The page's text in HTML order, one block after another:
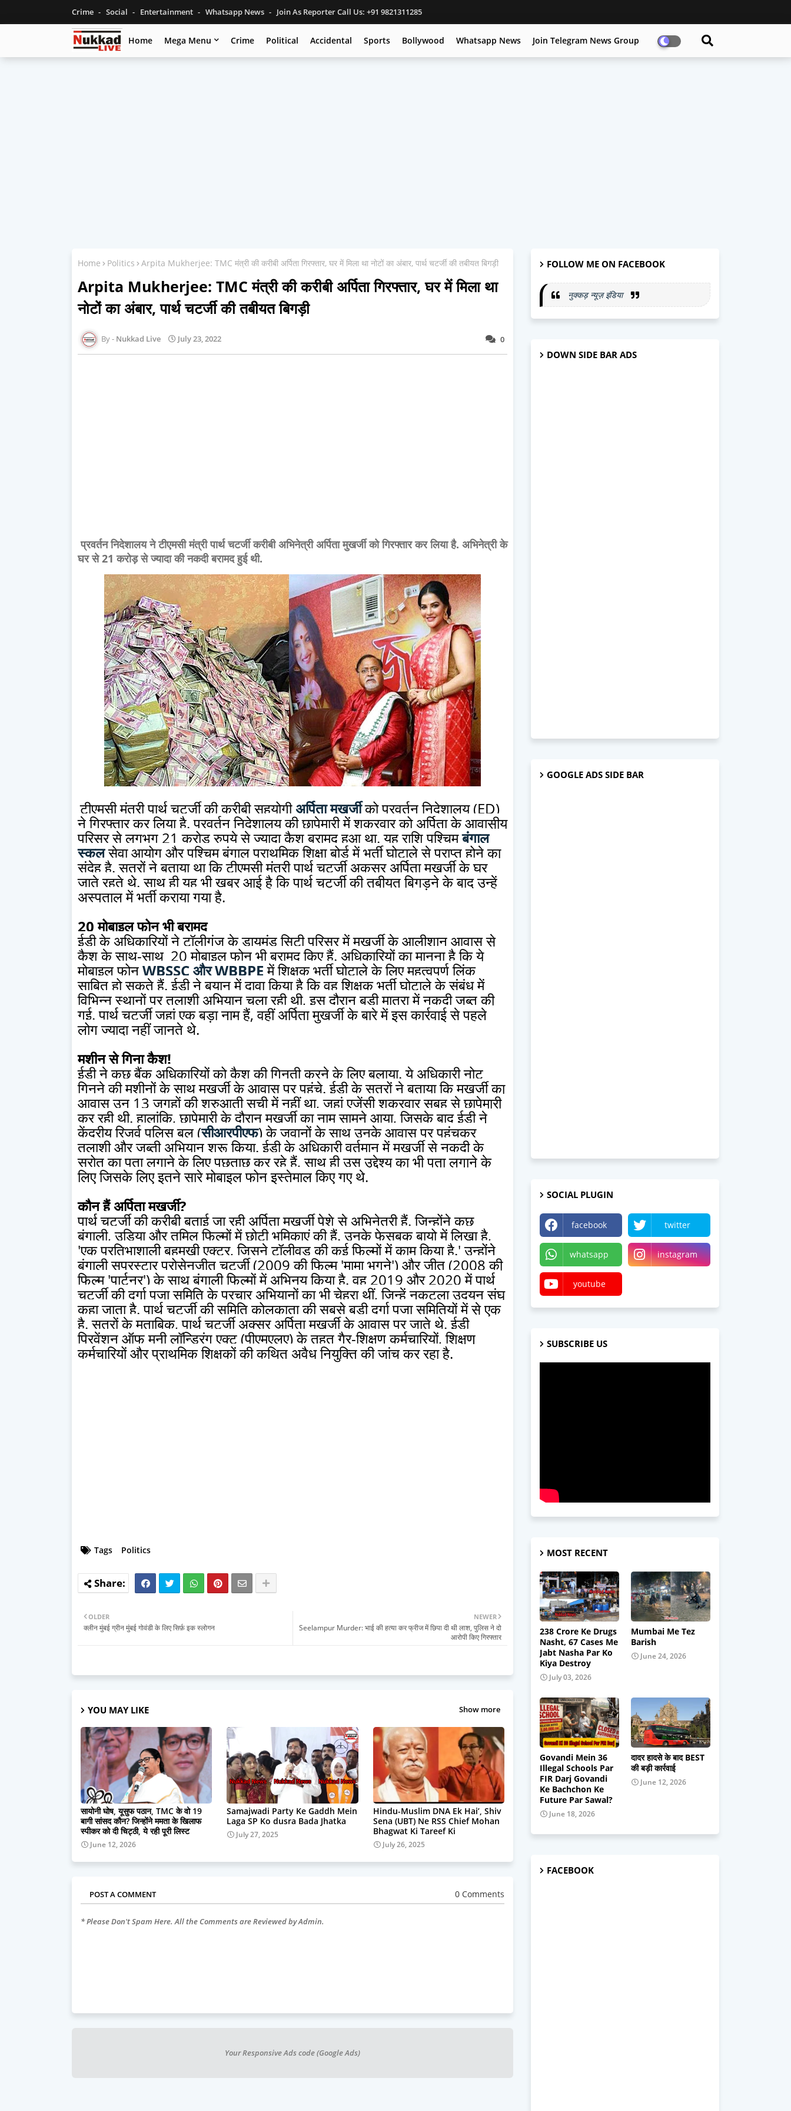
Crime Social Entertainment Whatsapp News Join As Reporter Call Us: +91 9821311285
Home Mega Menu Crime Political Accidental Sports Bollywood Whatsapp News Join Telegram News Group
Home Politics Arpita Mukherjee: TMC मंत्री की करीबी अर्पिता गिरफ्तार, घर में मिला था नोटों का अंबार, पार्थ चटर्जी की तबीयत बिगड़ी
Arpita Mukherjee: TMC मंत्री की करीबी अर्पिता गिरफ्तार, घर में मिला था
नोटों का अंबार, पार्थ चटर्जी की तबीयत बिगड़ी
0
Nukkad Live July 23, 2022
प्रवर्तन निदेशालय ने टीएमसी मंत्री पार्थ चटर्जी करीबी अभिनेत्री अर्पिता मुखर्जी को गिरफ्तार कर लिया है. अभिनेत्री के
घर से 21 करोड़ से ज्यादा की नकदी बरामद हुई थी.
टीएमसी मंत्री पार्थ चटर्जी की करीबी सहयोगीअर्पिता मुखर्जीको प्रवर्तन निदेशालय (ED)
ने गिरफ्तार कर लिया है. प्रवर्तन निदेशालय की छापेमारी में शुक्रवार को अर्पिता के आवासीय
परिसर से लगभग 21 करोड़ रुपये से ज्यादा कैश बरामद हुआ था. यह राशि पश्चिमबंगाल
स्कूलसेवा आयोग और पश्चिम बंगाल प्राथमिक शिक्षा बोर्ड में भर्ती घोटाले से प्राप्त होने का
संदेह है. सूत्रों ने बताया था कि टीएमसी मंत्री पार्थ चटर्जी अकसर अर्पिता मुखर्जी के घर
जाते रहते थे. साथ ही यह भी खबर आई है कि पार्थ चटर्जी की तबीयत बिगड़ने के बाद उन्हें
अस्पताल में भर्ती कराया गया है.
20 मोबाइल फोन भी बरामद
ईडी के अधिकारियों ने टॉलीगंज के डायमंड सिटी परिसर में मुखर्जी के आलीशान आवास से
कैश के साथ-साथ 20 मोबाइल फोन भी बरामद किए हैं. अधिकारियों का मानना है कि ये
मोबाइल फोनWBSSC और WBBPEमें शिक्षक भर्ती घोटाले के लिए महत्वपूर्ण लिंक
साबित हो सकते हैं. ईडी ने बयान में दावा किया है कि वह शिक्षक भर्ती घोटाले के संबंध में
विभिन्न स्थानों पर तलाशी अभियान चला रही थी, इस दौरान बड़ी मात्रा में नकदी जब्त की
गई. पार्थ चटर्जी जहां एक बड़ा नाम हैं, वहीं अर्पिता मुखर्जी के बारे में इस कार्रवाई से पहले
लोग ज्यादा नहीं जानते थे.
मशीन से गिना कैश!
ईडी ने कुछ बैंक अधिकारियों को कैश की गिनती करने के लिए बुलाया. ये अधिकारी नोट
गिनने की मशीनों के साथ मुखर्जी के आवास पर पहुंचे. ईडी के सूत्रों ने बताया कि मुखर्जी का
आवास उन 13 जगहों की शुरुआती सूची में नहीं था, जहां एजेंसी शुक्रवार सुबह से छापेमारी
कर रही थी. हालांकि, छापेमारी के दौरान मुखर्जी का नाम सामने आया, जिसके बाद ईडी ने
केंद्रीय रिजर्व पुलिस बल (सीआरपीएफ) के जवानों के साथ उनके आवास पर पहुंचकर
तलाशी और जब्ती अभियान शुरू किया. ईडी के अधिकारी वर्तमान में मुखर्जी से नकदी के
स्रोत का पता लगाने के लिए पूछताछ कर रहे हैं, साथ ही उस उद्देश्य का भी पता लगाने के
लिए जिसके लिए इतने सारे मोबाइल फोन इस्तेमाल किए गए थे.
कौन हैं अर्पिता मुखर्जी?
पार्थ चटर्जी की करीबी बताई जा रही अर्पिता मुखर्जी पेशे से अभिनेत्री हैं. जिन्होंने कुछ
बंगाली, उड़िया और तमिल फिल्मों में छोटी भूमिकाएं की हैं. उनके फेसबुक बायो में लिखा है,
'एक प्रतिभाशाली बहुमुखी एक्टर, जिसने टॉलीवुड की कई फिल्मों में काम किया है.' उन्होंने
बंगाली सुपरस्टार प्रोसेनजीत चटर्जी (2009 की फिल्म 'मामा भगने') और जीत (2008 की
फिल्म 'पार्टनर') के साथ बंगाली फिल्मों में अभिनय किया है. वह 2019 और 2020 में पार्थ
चटर्जी की दुर्गा पूजा समिति के प्रचार अभियानों का भी चेहरा थीं, जिन्हें नकटला उदयन संघ
कहा जाता है. पार्थ चटर्जी की समिति कोलकाता की सबसे बड़ी दुर्गा पूजा समितियों में से एक
है. सूत्रों के मुताबिक, पार्थ चटर्जी अक्सर अर्पिता मुखर्जी के आवास पर जाते थे. ईडी
प्रिवेंशन ऑफ मनी लॉन्ड्रिंग एक्ट (पीएमएलए) के तहत गैर-शिक्षण कर्मचारियों, शिक्षण
कर्मचारियों और प्राथमिक शिक्षकों की कथित अवैध नियुक्ति की जांच कर रहा है.
Tags Politics
NEWER
Seelampur Murder: भाई की हत्या कर फ्रीज में छिपा दी थी लाश, पुलिस ने दो
आरोपी किए गिरफ्तार
OLDER
क्लीन मुंबई ग्रीन मुंबई गोवंडी के लिए सिर्फ़ इक स्लोगन
YOU MAY LIKE Show more
सायोनी घोष, यूसुफ पठान, TMC के वो 19
बागी सांसद कौन? जिन्होंने ममता के खिलाफ
स्पीकर को दी चिट्ठी, ये रही पूरी लिस्ट
June 12, 2026
Samajwadi Party Ke Gaddh Mein
Laga SP Ko dusra Bada Jhatka
July 27, 2025
Hindu-Muslim DNA Ek Hai’, Shiv
Sena (UBT) Ne RSS Chief Mohan
Bhagwat Ki Tareef Ki
July 26, 2025
POST A COMMENT 0 Comments
* Please Don't Spam Here. All the Comments are Reviewed by Admin.
Your Responsive Ads code (Google Ads)
FOLLOW ME ON FACEBOOK
नुक्कड़ न्यूज़ इंडिया
DOWN SIDE BAR ADS
GOOGLE ADS SIDE BAR
SOCIAL PLUGIN
facebook twitter
whatsapp instagram
youtube
SUBSCRIBE US
MOST RECENT
238 Crore Ke Drugs
Nasht, 67 Cases Me
Jabt Nasha Par Ko
Kiya Destroy
July 03, 2026
Mumbai Me Tez
Barish
June 24, 2026
Govandi Mein 36
Illegal Schools Par
FIR Darj Govandi
Ke Bachchon Ke
Future Par Sawal?
June 18, 2026
दादर हादसे के बाद BEST
की बड़ी कार्रवाई
June 12, 2026
FACEBOOK